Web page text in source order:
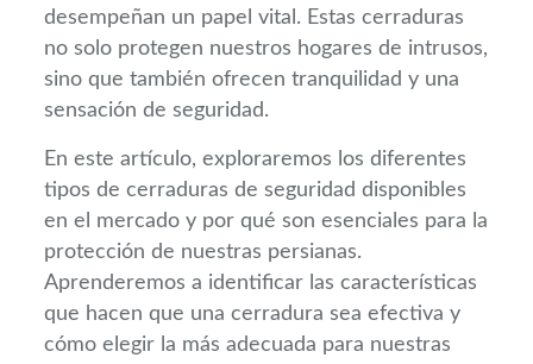
desempeñan un papel vital. Estas cerraduras
no solo protegen nuestros hogares de intrusos,
sino que también ofrecen tranquilidad y una
sensación de seguridad.
En este artículo, exploraremos los diferentes
tipos de cerraduras de seguridad disponibles
en el mercado y por qué son esenciales para la
protección de nuestras persianas.
Aprenderemos a identificar las características
que hacen que una cerradura sea efectiva y
cómo elegir la más adecuada para nuestras